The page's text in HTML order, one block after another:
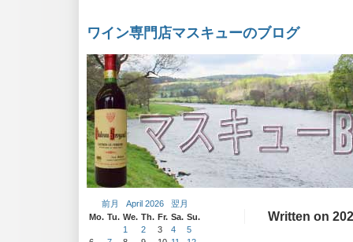
ワイン専門店マスキューのブログ
前月 April 2026
翌月
Mo. Tu. We. Th. Fr. Sa. Su.
1
2 3 4
5
Written on